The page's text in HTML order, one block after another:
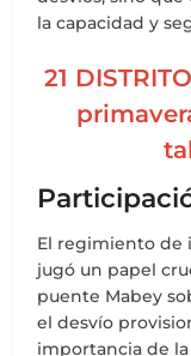
la capacidad y
21
El regimiento de
jugó un papel
puente Mabey
el desvío
importancia de